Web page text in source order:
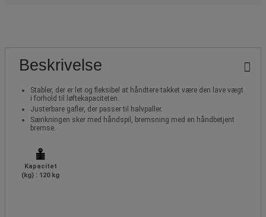
Beskrivelse
Stabler, der er let og fleksibel at håndtere takket være den lave vægt
i forhold til løftekapaciteten.
Justerbare gafler, der passer til halvpaller.
Sænkningen sker med håndspil, bremsning med en håndbetjent
bremse.
Kapacitet
(kg) : 120 kg